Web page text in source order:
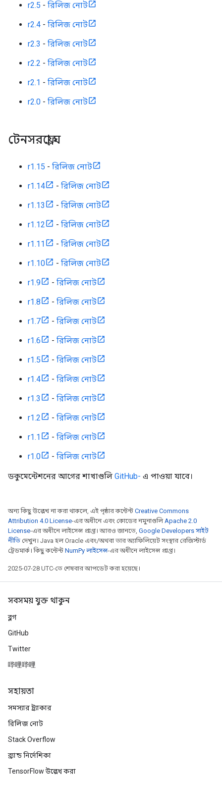
r2.5 - রিলিজ নোট
r2.4 - রিলিজ নোট
r2.3 - রিলিজ নোট
r2.2 - রিলিজ নোট
r2.1 - রিলিজ নোট
r2.0 - রিলিজ নোট
টেনসরফ্লো ঘ
r1.15 - রিলিজ নোট
r1.14 - রিলিজ নোট
r1.13 - রিলিজ নোট
r1.12 - রিলিজ নোট
r1.11 - রিলিজ নোট
r1.10 - রিলিজ নোট
r1.9 - রিলিজ নোট
r1.8 - রিলিজ নোট
r1.7 - রিলিজ নোট
r1.6 - রিলিজ নোট
r1.5 - রিলিজ নোট
r1.4 - রিলিজ নোট
r1.3 - রিলিজ নোট
r1.2 - রিলিজ নোট
r1.1 - রিলিজ নোট
r1.0 - রিলিজ নোট
ডকুমেন্টেশনের আগের শাখাগুলি GitHub- এ পাওয়া যাবে।
অন্য কিছু উল্লেখ না করা থাকলে, এই পৃষ্ঠার কন্টেন্ট Creative Commons
Attribution 4.0 License-এর অধীনে এবং কোডের নমুনাগুলিApache 2.0
License-এর অধীনে লাইসেন্স প্রাপ্ত। আরও জানতে, Google Developers সাইট
নীতি দেখুন। Java হল Oracle এবং/অথবা তার অ্যাফিলিয়েট সংস্থার রেজিস্টার্ড
ট্রেডমার্ক। কিছু কন্টেন্ট NumPy লাইসেন্স-এর অধীনে লাইসেন্স প্রাপ্ত।
2025-07-28 UTC-তে শেষবার আপডেট করা হয়েছে।
সবসময় যুক্ত থাকুন
ব্লগ
GitHub
Twitter
哔哩哔哩
সহায়তা
সমস্যার ট্র্যাকার
রিলিজ নোট
Stack Overflow
ব্র্যান্ড নির্দেশিকা
TensorFlow উল্লেখ করা